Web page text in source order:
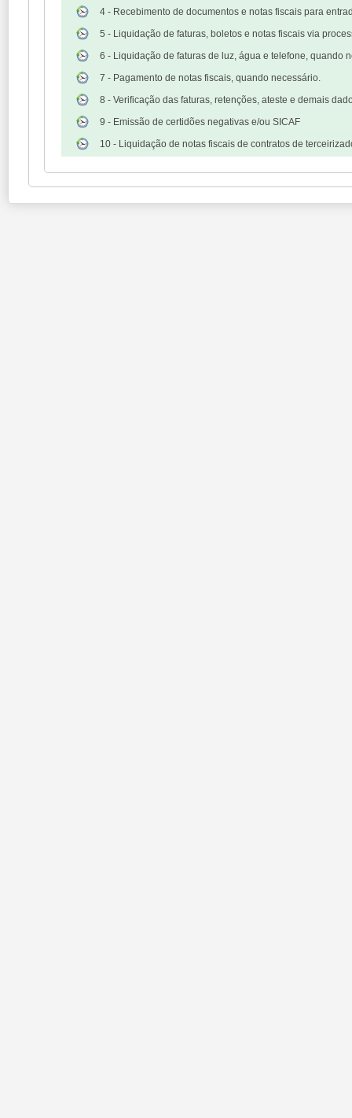
4 - Recebimento de documentos e notas fiscais para
5 - Liquidação de faturas, boletos e notas fiscais via
6 - Liquidação de faturas de luz, água e telefone, quando
7 - Pagamento de notas fiscais, quando necessário.
8 - Verificação das faturas, retenções, ateste e demais
9 - Emissão de certidões negativas e/ou SICAF
10 - Liquidação de notas fiscais de contratos de